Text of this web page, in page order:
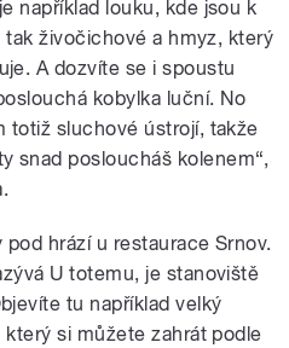
například louku, kde jsou k
tak živočichové a hmyz, který
A dozvíte se i spoustu
kobylka luční. No
totiž sluchové ústrojí, takže
snad posloucháš kolenem“,
hrází u restaurace Srnov.
U totemu, je stanoviště
tu například velký
si můžete zahrát podle